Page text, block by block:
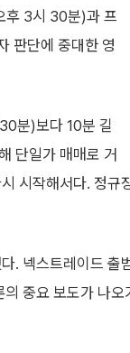
후 3시 30분)과 프
판단에 중대한 영
분)보다 10분 길
단일가 매매로 거
시작해서다. 정규
. 넥스트레이드 출
중요 보도가 나오